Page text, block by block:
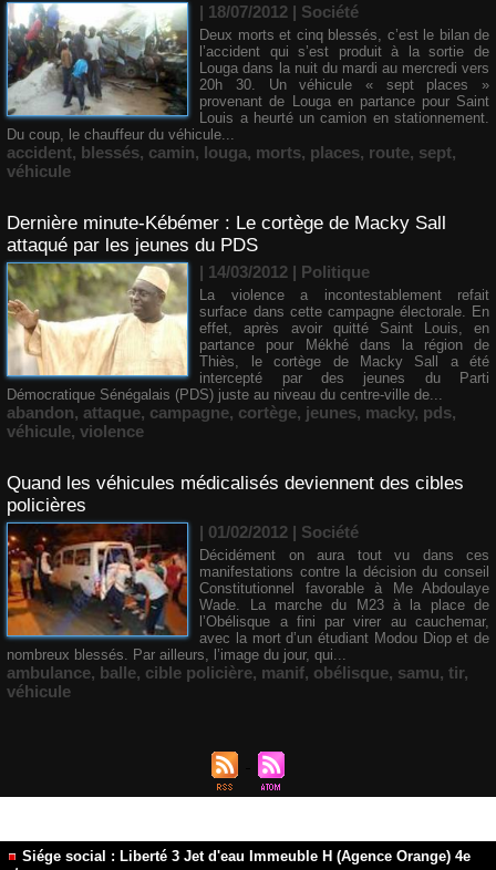
| 18/07/2012 | Société
Deux morts et cinq blessés, c’est le bilan de
l’accident qui s’est produit à la sortie de
Louga dans la nuit du mardi au mercredi vers
20h 30. Un véhicule « sept places »
provenant de Louga en partance pour Saint
Louis a heurté un camion en stationnement.
Du coup, le chauffeur du véhicule...
accident, blessés, camin, louga, morts, places, route, sept,
véhicule
Dernière minute-Kébémer : Le cortège de Macky Sall
attaqué par les jeunes du PDS
| 14/03/2012 | Politique
La violence a incontestablement refait
surface dans cette campagne électorale. En
effet, après avoir quitté Saint Louis, en
partance pour Mékhé dans la région de
Thiès, le cortège de Macky Sall a été
intercepté par des jeunes du Parti
Démocratique Sénégalais (PDS) juste au niveau du centre-ville de...
abandon, attaque, campagne, cortège, jeunes, macky, pds,
véhicule, violence
Quand les véhicules médicalisés deviennent des cibles
policières
| 01/02/2012 | Société
Décidément on aura tout vu dans ces
manifestations contre la décision du conseil
Constitutionnel favorable à Me Abdoulaye
Wade. La marche du M23 à la place de
l’Obélisque a fini par virer au cauchemar,
avec la mort d’un étudiant Modou Diop et de
nombreux blessés. Par ailleurs, l’image du jour, qui...
ambulance, balle, cible policière, manif, obélisque, samu, tir,
véhicule
Siége social : Liberté 3 Jet d'eau Immeuble H (Agence Orange) 4e